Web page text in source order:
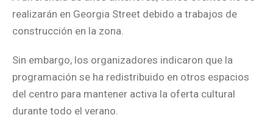
realizarán en Georgia Street debido a trabajos de
construcción en la zona.
Sin embargo, los organizadores indicaron que la
programación se ha redistribuido en otros espacios
del centro para mantener activa la oferta cultural
durante todo el verano.